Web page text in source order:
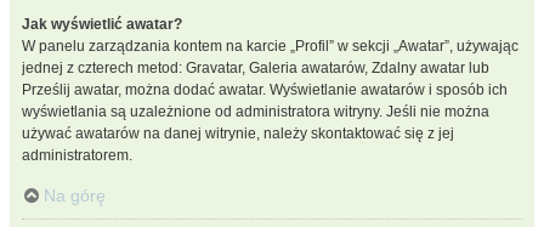
Jak wyświetlić awatar?
W panelu zarządzania kontem na karcie „Profil” w sekcji „Awatar”, używając
jednej z czterech metod: Gravatar, Galeria awatarów, Zdalny awatar lub
Prześlij awatar, można dodać awatar. Wyświetlanie awatarów i sposób ich
wyświetlania są uzależnione od administratora witryny. Jeśli nie można
używać awatarów na danej witrynie, należy skontaktować się z jej
administratorem.
Na górę